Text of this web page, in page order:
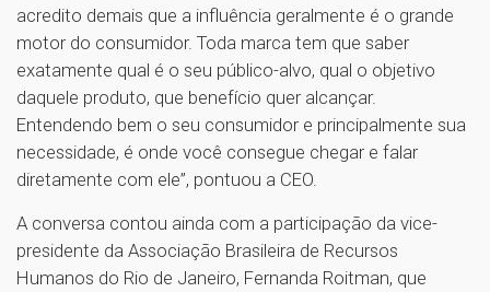
acredito demais que a influência geralmente é o grande
motor do consumidor. Toda marca tem que saber
exatamente qual é o seu público-alvo, qual o objetivo
daquele produto, que benefício quer alcançar.
Entendendo bem o seu consumidor e principalmente sua
necessidade, é onde você consegue chegar e falar
diretamente com ele”, pontuou a CEO.
A conversa contou ainda com a participação da vice-
presidente da Associação Brasileira de Recursos
Humanos do Rio de Janeiro, Fernanda Roitman, que